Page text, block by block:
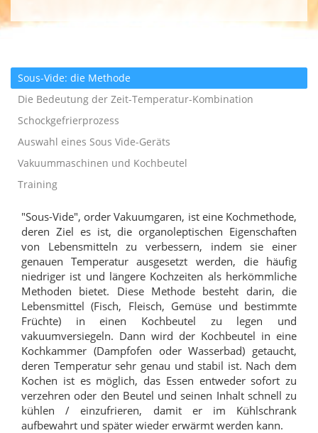
Sous-Vide: die Methode
Die Bedeutung der Zeit-Temperatur-Kombination
Schockgefrierprozess
Auswahl eines Sous Vide-Geräts
Vakuummaschinen und Kochbeutel
Training
"Sous-Vide", order Vakuumgaren, ist eine Kochmethode,
deren Ziel es ist, die organoleptischen Eigenschaften
von Lebensmitteln zu verbessern, indem sie einer
genauen Temperatur ausgesetzt werden, die häufig
niedriger ist und längere Kochzeiten als herkömmliche
Methoden bietet. Diese Methode besteht darin, die
Lebensmittel (Fisch, Fleisch, Gemüse und bestimmte
Früchte) in einen Kochbeutel zu legen und
vakuumversiegeln. Dann wird der Kochbeutel in eine
Kochkammer (Dampfofen oder Wasserbad) getaucht,
deren Temperatur sehr genau und stabil ist. Nach dem
Kochen ist es möglich, das Essen entweder sofort zu
verzehren oder den Beutel und seinen Inhalt schnell zu
kühlen / einzufrieren, damit er im Kühlschrank
aufbewahrt und später wieder erwärmt werden kann.